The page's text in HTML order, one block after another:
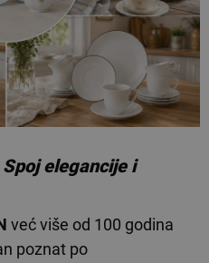
elegancije i
već više od 100 godina
poznat po